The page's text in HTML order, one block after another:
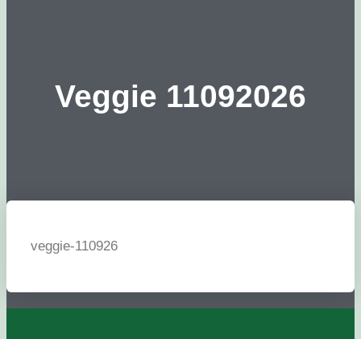
Veggie 11092026
veggie-110926